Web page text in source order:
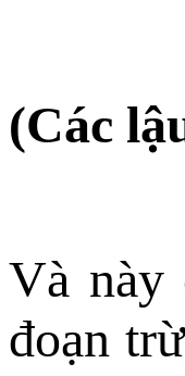
(Các
Và này
đoạn